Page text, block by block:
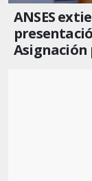
ANSES
Asignación